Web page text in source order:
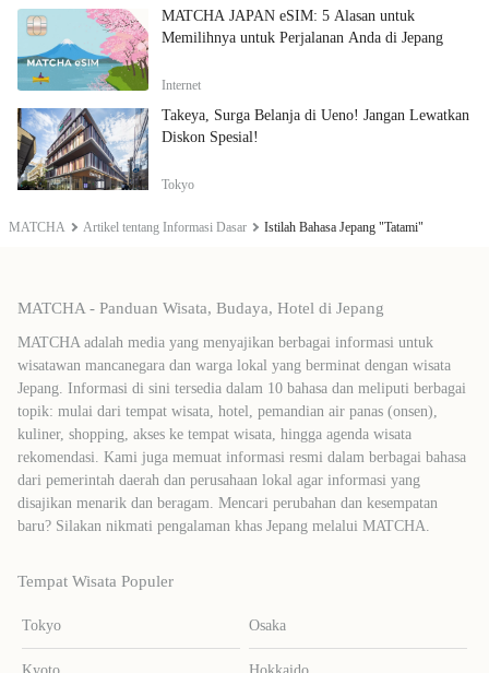
MATCHA Artikel tentang Informasi Dasar Istilah Bahasa Jepang "Tatami"
MATCHA JAPAN eSIM: 5 Alasan untuk
Memilihnya untuk Perjalanan Anda di Jepang
Internet
Takeya, Surga Belanja di Ueno! Jangan Lewatkan
Diskon Spesial!
Tokyo
MATCHA - Panduan Wisata, Budaya, Hotel di Jepang
MATCHA adalah media yang menyajikan berbagai informasi untuk
wisatawan mancanegara dan warga lokal yang berminat dengan wisata
Jepang. Informasi di sini tersedia dalam 10 bahasa dan meliputi berbagai
topik: mulai dari tempat wisata, hotel, pemandian air panas (onsen),
kuliner, shopping, akses ke tempat wisata, hingga agenda wisata
rekomendasi. Kami juga memuat informasi resmi dalam berbagai bahasa
dari pemerintah daerah dan perusahaan lokal agar informasi yang
disajikan menarik dan beragam. Mencari perubahan dan kesempatan
baru? Silakan nikmati pengalaman khas Jepang melalui MATCHA.
Tempat Wisata Populer
Tokyo Osaka